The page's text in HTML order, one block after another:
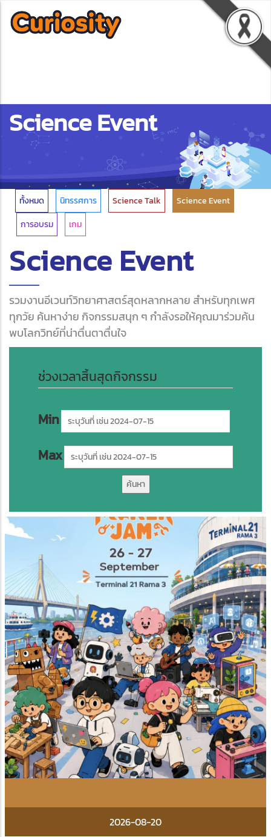
Science Event
ทั้งหมด นิทรรศการ Science Talk
Science Event
การอบรม
เกม
Science Event
รวมงานอีเวนท์วิทยาศาสตร์สุดหลากหลาย สำหรับทุกเพศ
ทุกวัย ค้นหาง่าย กิจกรรมสนุก ๆ กำลังรอให้คุณมาร่วมค้น
พบโลกวิทย์ที่น่าตื่นตาตื่นใจ
ช่วงเวลาสิ้นสุดกิจกรรม
Min
Max
2026-08-20